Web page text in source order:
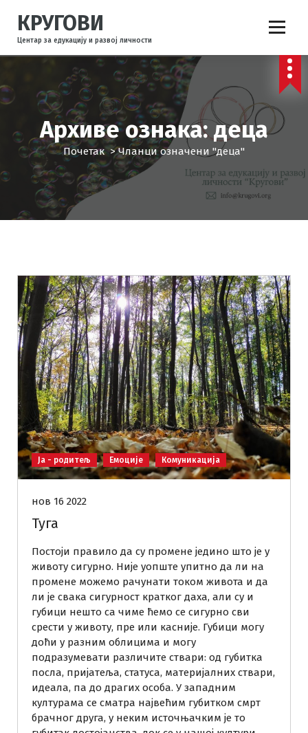
ч
н
а
ж
КРУГОВИ
Центар за едукацију и развој личности
Архиве ознака: деца
Почетак>Чланци означени "деца"
Ја - родитељ Емоције Комуникација
нов 16 2022
Туга
Постоји правило да су промене једино што је у
животу сигурно. Није уопште упитно да ли на
промене можемо рачунати током живота и да
ли је свака сигурност кратког даха, али су и
губици нешто са чиме ћемо се сигурно сви
срести у животу, пре или касније. Губици могу
доћи у разним облицима и могу
подразумевати различите ствари: од губитка
посла, пријатеља, статуса, материјалних ствари,
идеала, па до драгих особа. У западним
културама се сматра највећим губитком смрт
брачног друга, у неким источњачким је то